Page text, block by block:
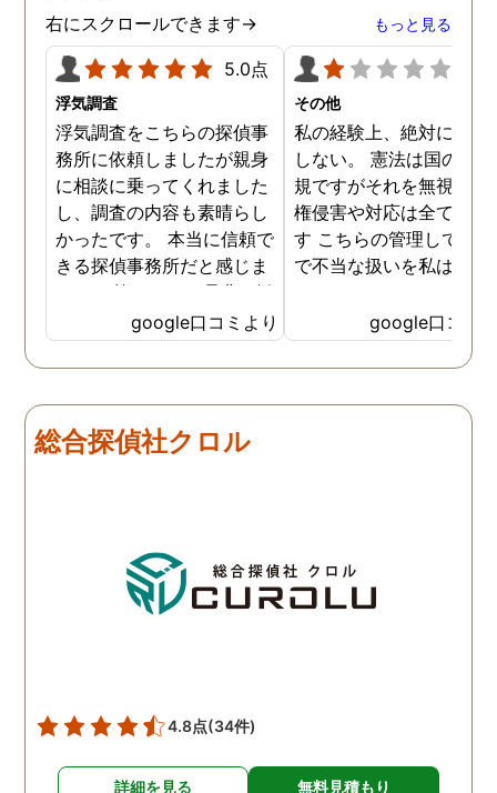
右にスクロールできます→ もっと見る
5.0点
浮気調査
浮気調査をこちらの探偵事
務所に依頼しましたが親身
に相談に乗ってくれました
し、調査の内容も素晴らし
かったです。 本当に信頼で
きる探偵事務所だと感じま
した。 皆さんにも是非お勧
めしたいと思います。
google口コミより
その他
私の経験上、絶対にお勧
しない。 憲法は国の最
規ですがそれを無視した
権侵害や対応は全て違法
す こちらの管理してい
で不当な扱いを私は受け
google口コミ
総合探偵社クロル
4.8点(34件)
詳細を見る 無料見積もり